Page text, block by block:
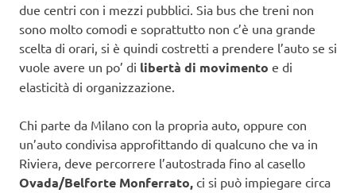
due centri con i mezzi pubblici. Sia bus che treni non
sono molto comodi e soprattutto non c’è una grande
scelta di orari, si è quindi costretti a prendere l’auto se si
vuole avere un po’ di libertà di movimento e di
elasticità di organizzazione.
Chi parte da Milano con la propria auto, oppure con
un’auto condivisa approfittando di qualcuno che va in
Riviera, deve percorrere l’autostrada fino al casello
Ovada/Belforte Monferrato, ci si può impiegare circa